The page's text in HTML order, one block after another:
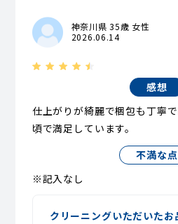
神奈川県 35歳 女性
2026.06.14
感想
仕上がりが綺麗で梱包も丁寧
頃で満足しています。
不満な点
※記入なし
クリーニングいただいたお